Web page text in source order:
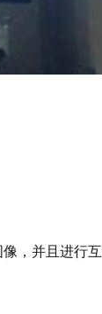
，并且进行互